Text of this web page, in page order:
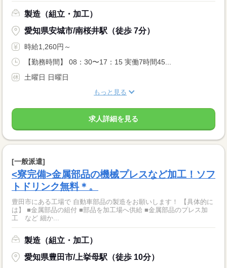
製造（組立・加工）
愛知県安城市/南桜井駅（徒歩 7分）
時給1,260円～
【勤務時間】 08：30〜17：15 実働7時間45...
土曜日 日曜日
もっと見る
求人詳細を見る
[一般派遣]
<寮完備>金属部品の機械プレスなど加工！ソフ
トドリンク無料＊。
豊田市にある工場で 自動車部品の製造をお願いします！ 【具体的に
は】 ■金属部品の組付 ■部品を加工場へ供給 ■金属部品のプレス加
工 など 細か...
製造（組立・加工）
愛知県豊田市/上挙母駅（徒歩 10分）